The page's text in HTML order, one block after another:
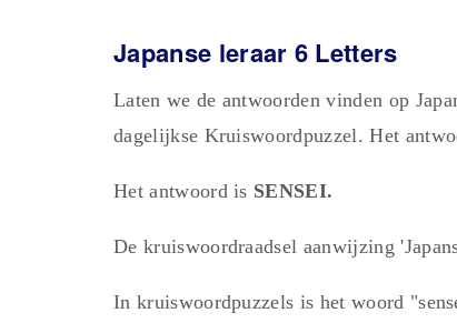
Japanse leraar 6 Letters
Laten we de antwoorden vinden op
dagelijkse Kruiswoordpuzzel. Het
Het antwoord is SENSEI.
De kruiswoordraadsel aanwijzing
In kruiswoordpuzzels is het woord